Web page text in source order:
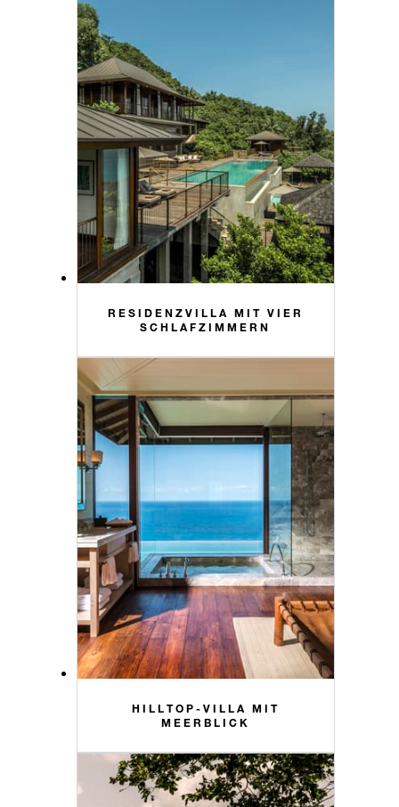
RESIDENZVILLA MIT VIER
SCHLAFZIMMERN
HILLTOP-VILLA MIT
MEERBLICK